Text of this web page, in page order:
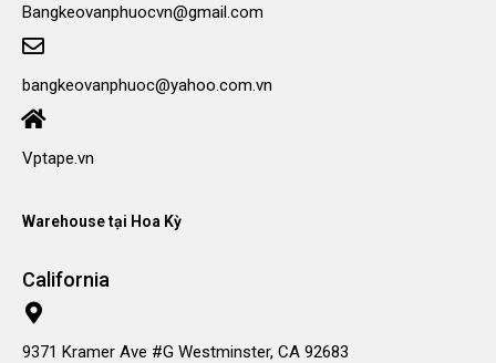
Bangkeovanphuocvn@gmail.com
bangkeovanphuoc@yahoo.com.vn
Vptape.vn
Warehouse tại Hoa Kỳ
California
9371 Kramer Ave #G Westminster, CA 92683